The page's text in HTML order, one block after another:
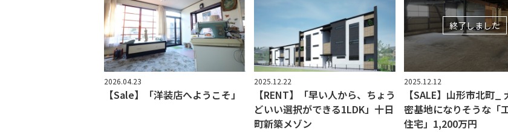
2026.04.23
【Sale】「洋装店へようこそ」
2025.12.22
【RENT】「早い人から、ちょう
どいい選択ができる1LDK」十日
町新築メゾン
終了しました
2025.12.12
【SALE】山形市北町_
密基地になりそうな「
住宅」1,200万円